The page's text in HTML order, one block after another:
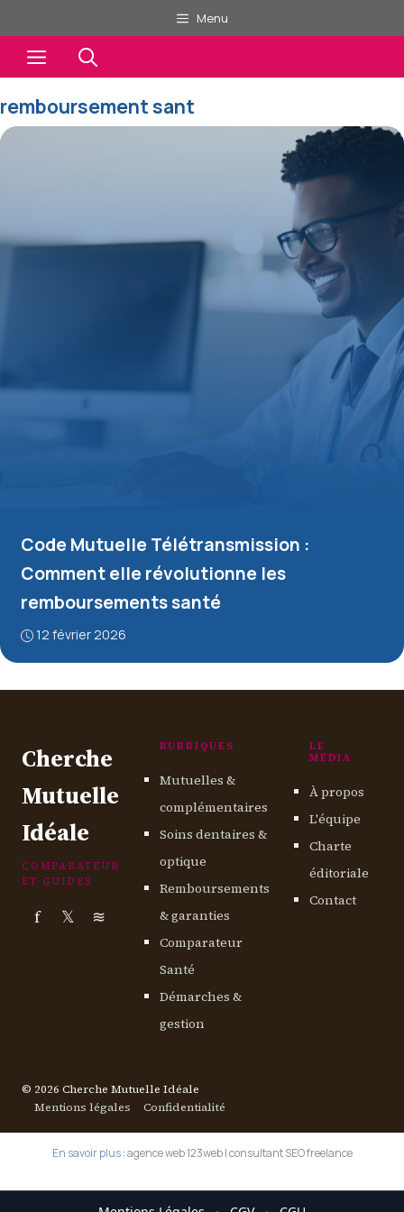
au
contenu
Menu
Menu
remboursement sant
Code Mutuelle Télétransmission :
Comment elle révolutionne les
remboursements santé
12 février 2026
Cherche
Mutuelle
Idéale
COMPARATEUR
ET GUIDES
f 𝕏 ≋
RUBRIQUES
Mutuelles &
complémentaires
Soins dentaires &
optique
Remboursements
& garanties
Comparateur
Santé
Démarches &
gestion
LE
MÉDIA
À propos
L'équipe
Charte
éditoriale
Contact
© 2026 Cherche Mutuelle Idéale
Mentions légales
Confidentialité
En savoir plus :agence web 123web|consultant SEO freelance